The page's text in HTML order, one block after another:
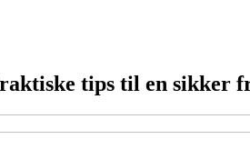
tips til en sikker